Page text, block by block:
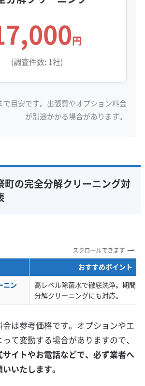
円
(調査件数: 1社)
目安です。出張費やオプション料金
が別途かかる場合があります。
町の完全分解クリーニング対
スクロールできます
おすすめポイント
ニン
高レベル除菌水で徹底洗浄。期間
分解クリーニングにも対応。
は参考価格です。オプションやエ
て変動する場合がありますので、
イトやお電話などで、必ず業者へ
いたします。